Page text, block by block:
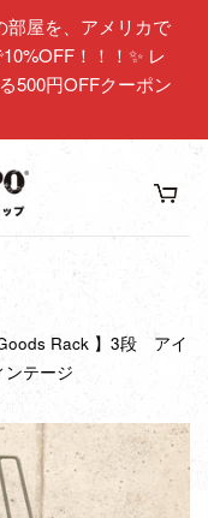
部屋を、アメリカで
！！！✨ レ
500円OFFクーポン
Rack 】3段 アイ
テージ